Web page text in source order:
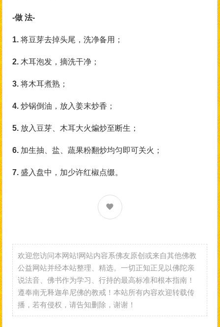
-做 法-
1.将豆芽去掉头尾，洗净备用；
2. 木耳泡发，摘洗干净；
3. 将木耳煮熟；
4.炒锅倒油，放入姜末炒香；
5. 放入豆芽、木耳大火煸炒至断生；
6. 加生抽、盐、蔬果粉翻炒均匀即可关火；
7. 盛入盘中，加少许红椒点缀。
欢迎您访问本网站!网站内容系佛友原创或来自其他佛教
公益网站并经本站整理、精选。一切正知正见以佛陀亲
说法音、佛书作为学习、行持的最高标准和根本指南！
遵奉南无释迦牟尼佛的教戒！本站所有内容欢迎转载传
播，若有侵权，请告知删除，谢谢！